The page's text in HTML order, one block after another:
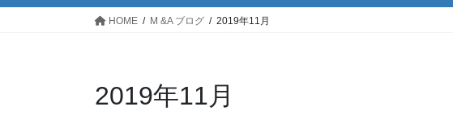
HOME M &A ブログ 2019年11月
2019年11月